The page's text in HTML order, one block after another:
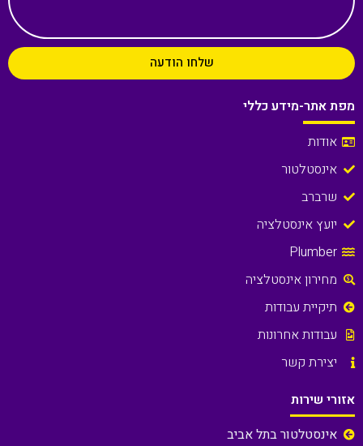
שלחו הודעה
מפת אתר-מידע כללי
אודות
אינסטלטור
שרברב
יועץ אינסטלציה
Plumber
מחירון אינסטלציה
תיקיית עבודות
עבודות אחרונות
יצירת קשר
אזורי שירות
אינסטלטור בתל אביב